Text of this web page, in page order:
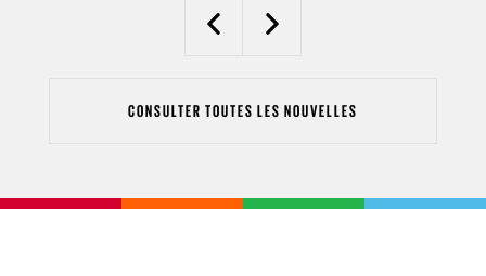
PreviousNext
CONSULTER TOUTES LES NOUVELLES